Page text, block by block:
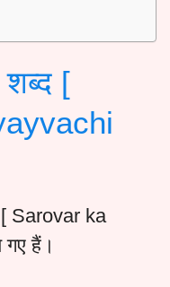
शब्द [
[ Sarovar ka
हैं।